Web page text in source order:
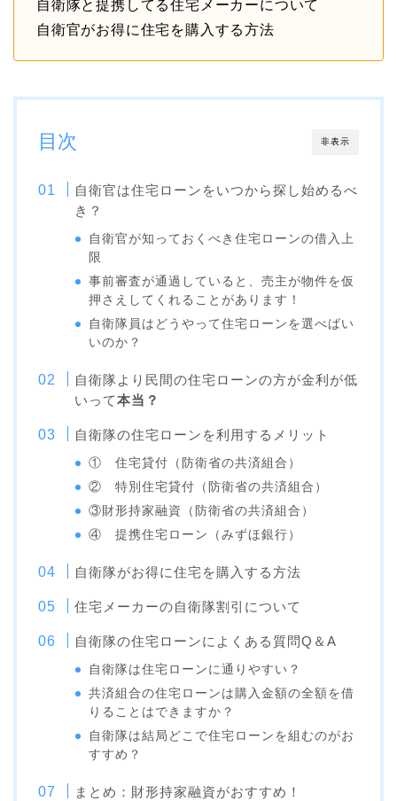
自衛隊と提携してる住宅メーカーについて
自衛官がお得に住宅を購入する方法
非表示
目次
自衛官は住宅ローンをいつから探し始めるべ
き？
自衛官が知っておくべき住宅ローンの借入上
限
事前審査が通過していると、売主が物件を仮
押さえしてくれることがあります！
自衛隊員はどうやって住宅ローンを選べばい
いのか？
自衛隊より民間の住宅ローンの方が金利が低
いって本当？
自衛隊の住宅ローンを利用するメリット
① 住宅貸付（防衛省の共済組合）
② 特別住宅貸付（防衛省の共済組合）
③財形持家融資（防衛省の共済組合）
④ 提携住宅ローン（みずほ銀行）
自衛隊がお得に住宅を購入する方法
住宅メーカーの自衛隊割引について
自衛隊の住宅ローンによくある質問Q＆A
自衛隊は住宅ローンに通りやすい？
共済組合の住宅ローンは購入金額の全額を借
りることはできますか？
自衛隊は結局どこで住宅ローンを組むのがお
すすめ？
まとめ：財形持家融資がおすすめ！